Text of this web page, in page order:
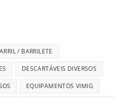
/ BARRILETE
DESCARTÁVEIS DIVERSOS
EQUIPAMENTOS VIMIG